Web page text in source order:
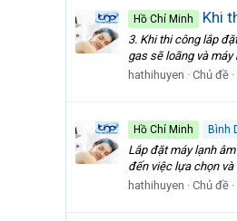
Hồ Chí Minh Khi
3. Khi thi công lắp
gas sẽ loãng và
hathihuyen
Chủ đề
Hồ Chí Minh Bình
Lắp đặt máy lạnh
đến việc lựa chọn và
hathihuyen
Chủ đề